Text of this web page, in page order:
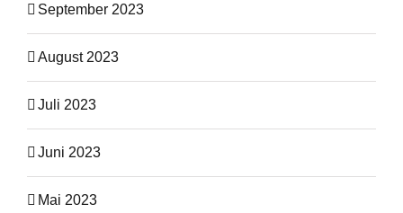
September 2023
August 2023
Juli 2023
Juni 2023
Mai 2023